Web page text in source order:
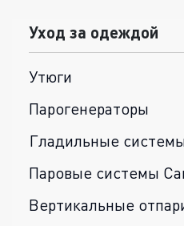
Уход за одеждой
Утюги
Парогенераторы
Гладильные
Паровые системы
Вертикальные